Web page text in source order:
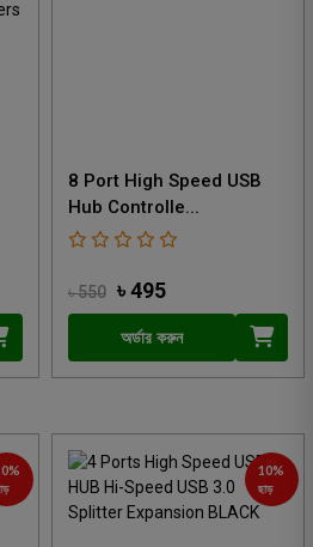
8 Port High Speed USB
Hub Controlle...
৳ 550 ৳ 495
অর্ডার করুন
10%
ছাড়